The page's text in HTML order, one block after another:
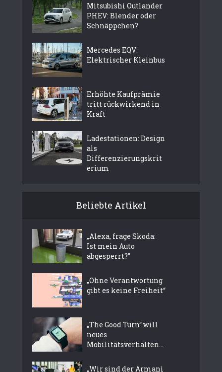
Mitsubishi Outlander
PHEV: Blender oder
Schnäppchen?
Mercedes EQV:
Elektrischer Kleinbus
Erhöhte Kaufprämie
tritt rückwirkend in
Kraft
Ladestationen: Design
als
Differenzierungskrit
erium
Beliebte Artikel
„Alexa, frage Skoda:
Ist mein Auto
abgesperrt?”
„Ohne Verantwortung
gibt es keine Freiheit“
„The Good Turn“ will
neues
Mobilitätsverhalten...
„Wir sind der Armani